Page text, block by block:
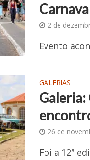
2 de
Evento
GALERIAS
Galeria:
26 de
Foi a 12ª